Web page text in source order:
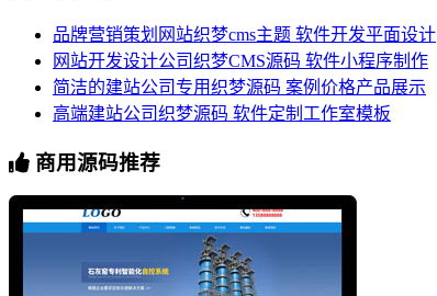
品牌营销策划网站织梦cms主题 软件开发平面设计
网站开发设计公司织梦CMS源码 软件小程序制作
简洁的建站公司专用织梦源码 案例价格产品展示
高端建站公司织梦源码 软件定制工作室模板
商用源码推荐